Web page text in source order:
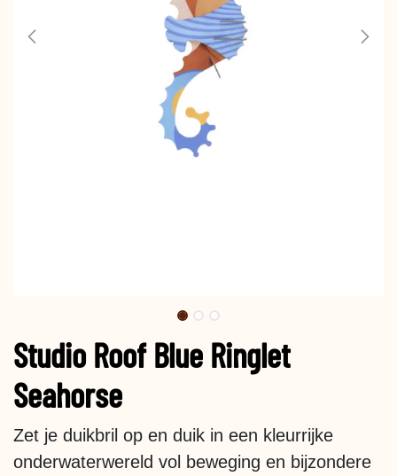
Studio Roof Blue Ringlet
Seahorse
Zet je duikbril op en duik in een kleurrijke
onderwaterwereld vol beweging en bijzondere